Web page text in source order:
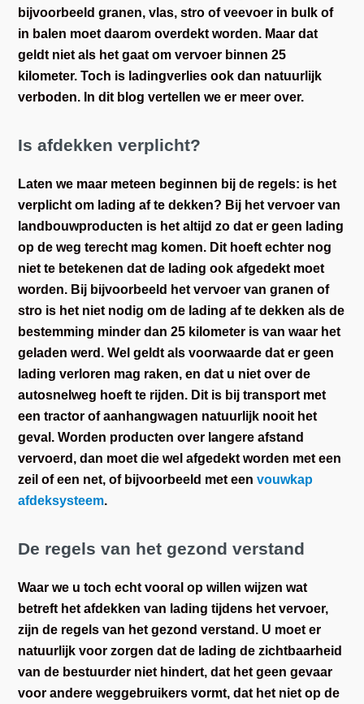
bijvoorbeeld granen, vlas, stro of veevoer in bulk of
in balen moet daarom overdekt worden. Maar dat
geldt niet als het gaat om vervoer binnen 25
kilometer. Toch is ladingverlies ook dan natuurlijk
verboden. In dit blog vertellen we er meer over.
Is afdekken verplicht?
Laten we maar meteen beginnen bij de regels: is het
verplicht om lading af te dekken? Bij het vervoer van
landbouwproducten is het altijd zo dat er geen lading
op de weg terecht mag komen. Dit hoeft echter nog
niet te betekenen dat de lading ook afgedekt moet
worden. Bij bijvoorbeeld het vervoer van granen of
stro is het niet nodig om de lading af te dekken als de
bestemming minder dan 25 kilometer is van waar het
geladen werd. Wel geldt als voorwaarde dat er geen
lading verloren mag raken, en dat u niet over de
autosnelweg hoeft te rijden. Dit is bij transport met
een tractor of aanhangwagen natuurlijk nooit het
geval. Worden producten over langere afstand
vervoerd, dan moet die wel afgedekt worden met een
zeil of een net, of bijvoorbeeld met eenvouwkap
afdeksysteem.
De regels van het gezond verstand
Waar we u toch echt vooral op willen wijzen wat
betreft het afdekken van lading tijdens het vervoer,
zijn de regels van het gezond verstand. U moet er
natuurlijk voor zorgen dat de lading de zichtbaarheid
van de bestuurder niet hindert, dat het geen gevaar
voor andere weggebruikers vormt, dat het niet op de